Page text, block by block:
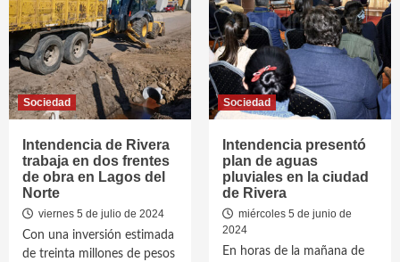
Sociedad
Intendencia de Rivera
trabaja en dos frentes
de obra en Lagos del
Norte
viernes 5 de julio de 2024
Con una inversión estimada
de treinta millones de pesos
Sociedad
Intendencia presentó
plan de aguas
pluviales en la ciudad
de Rivera
miércoles 5 de junio de
2024
En horas de la mañana de